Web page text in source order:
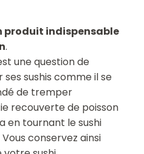
produit indispensable
.
une question de
sushis comme il se
de tremper
recouverte de poisson
en tournant le sushi
conservez ainsi